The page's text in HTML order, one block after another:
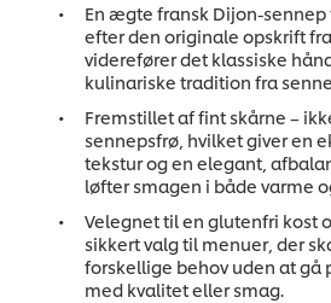
En ægte fransk Dijon-
efter den originale opskrift
viderefører det klassiske
kulinariske tradition fra
Fremstillet af fint skårne –
sennepsfrø, hvilket giver en
tekstur og en elegant,
løfter smagen i både varme
Velegnet til en glutenfri kost
sikkert valg til menuer, der
forskellige behov uden at gå
med kvalitet eller smag.